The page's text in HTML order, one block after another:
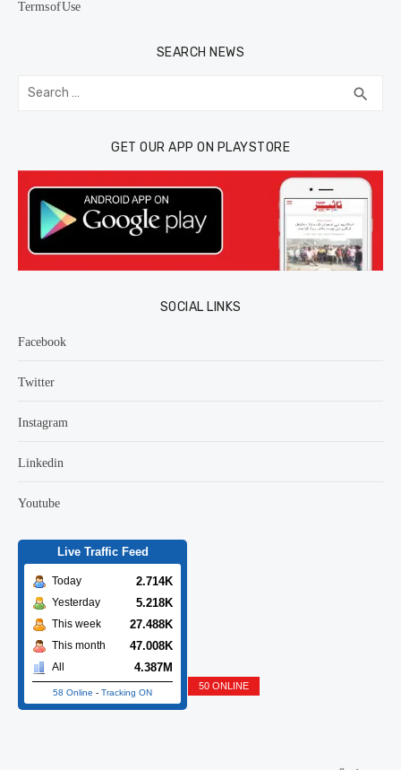
SEARCH NEWS
Search
for: search
GET OUR APP ON PLAYSTORE
SOCIAL LINKS
Facebook
Twitter
Instagram
Linkedin
Youtube
Live Traffic Feed
Today 2.714K
Yesterday 5.218K
This week 27.488K
This month 47.008K
All 4.387M
58 Online - Tracking ON
50 ONLINE